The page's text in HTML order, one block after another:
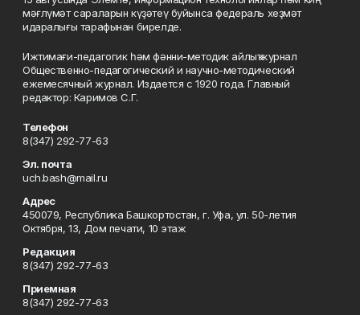
мәғлүмәт сараларын күҙәтеү буйынса федераль хеҙмәт
идаралығы тарафынан бирелде.
Ижтимағи-педагогик һәм фәнни-методик айлыҡ журнал
Общественно-педагогический и научно-методический
ежемесячный журнал. Издается с 1920 года. Главный
редактор: Каримов С.Г.
Телефон
8(347) 292-77-63
Эл. почта
uch.bash@mail.ru
Адрес
450079, Республика Башкортостан, г. Уфа, ул. 50-летия
Октября, 13, Дом печати, 10 этаж
Редакция
8(347) 292-77-63
Приемная
8(347) 292-77-63